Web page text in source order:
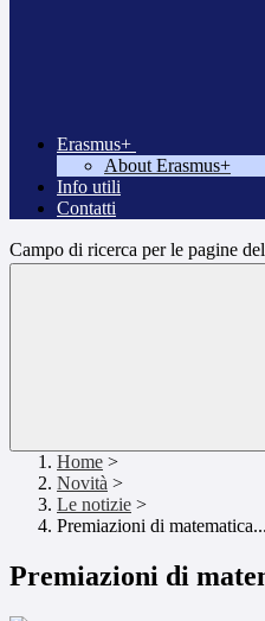
Erasmus+
About Erasmus+
Info utili
Contatti
Campo di ricerca per le pagine
Home >
Novità >
Le notizie >
Premiazioni di
Premiazioni di